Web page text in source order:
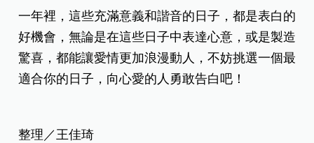
一年裡，這些充滿意義和諧音的日子，都是表白的
好機會，無論是在這些日子中表達心意，或是製造
驚喜，都能讓愛情更加浪漫動人，不妨挑選一個最
適合你的日子，向心愛的人勇敢告白吧！
整理／王佳琦